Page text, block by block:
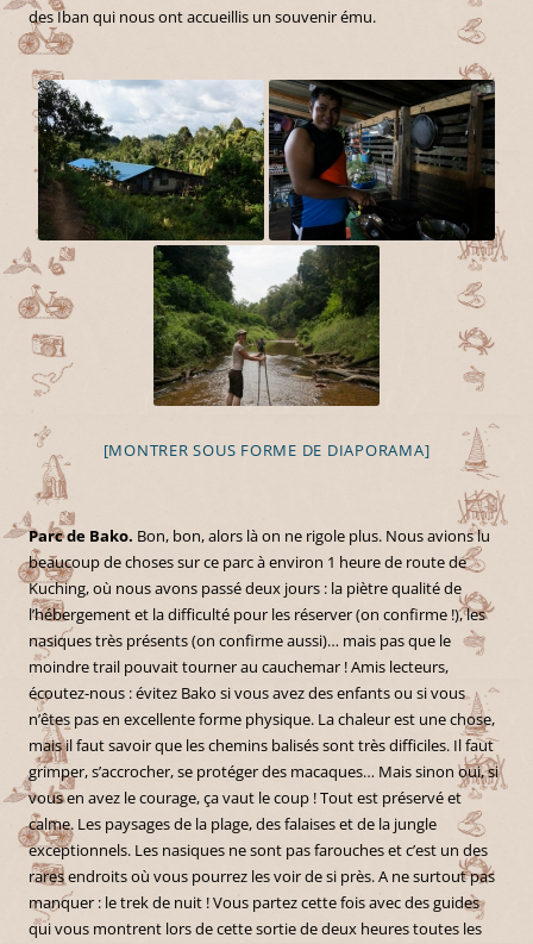
des Iban qui nous ont accueillis un souvenir ému.
[MONTRER SOUS FORME DE DIAPORAMA]
Parc de Bako. Bon, bon, alors là on ne rigole plus. Nous avions lu
beaucoup de choses sur ce parc à environ 1 heure de route de
Kuching, où nous avons passé deux jours : la piètre qualité de
l’hébergement et la difficulté pour les réserver (on confirme !), les
nasiques très présents (on confirme aussi)… mais pas que le
moindre trail pouvait tourner au cauchemar ! Amis lecteurs,
écoutez-nous : évitez Bako si vous avez des enfants ou si vous
n’êtes pas en excellente forme physique. La chaleur est une chose,
mais il faut savoir que les chemins balisés sont très difficiles. Il faut
grimper, s’accrocher, se protéger des macaques… Mais sinon oui, si
vous en avez le courage, ça vaut le coup ! Tout est préservé et
calme. Les paysages de la plage, des falaises et de la jungle
exceptionnels. Les nasiques ne sont pas farouches et c’est un des
rares endroits où vous pourrez les voir de si près. A ne surtout pas
manquer : le trek de nuit ! Vous partez cette fois avec des guides
qui vous montrent lors de cette sortie de deux heures toutes les